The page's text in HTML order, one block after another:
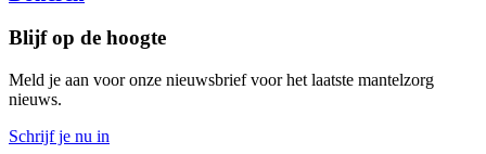
Blijf op de hoogte
Meld je aan voor onze nieuwsbrief voor het laatste mantelzorg
nieuws.
Schrijf je nu in